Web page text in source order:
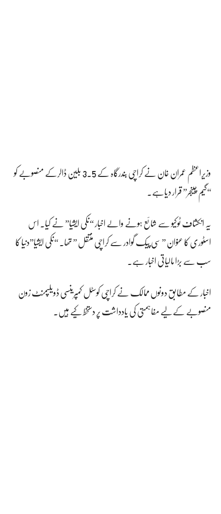
وزیراعظم عمران خان نے کراچی بندرگاہ کے 3.5 بلین ڈالرکے منصوبے کو
“گیم چینجر” قرار دیاہے۔
یہ انکشاف ٹوکیو سے شائع ہونے والے اخبار “نکی ایشیا” نے کیا۔ اس
اسٹوری کا عنوان ” سی پیک گوادر سے کراچی منتقل ” تھا۔ “نکی ایشیا”دنیا کا
سب سے بڑا مالیاتی اخبار ہے۔
اخبار کے مطابق دونوں ممالک نے کراچی کوسٹل کمپرینسی ڈویلپمنٹ زون
منصوبے کے لیے مفاہمتی کی یادداشت پر دستخط کیے ہیں۔